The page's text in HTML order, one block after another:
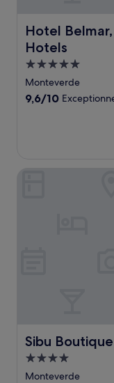
Hotel
Hotels
Hotel Belmar, a
Hébergement
5.0 étoiles
Monteverde
9.6
9,6/10
Sibu
Sibu Boutique
Hébergement
4.0 étoiles
Monteverde